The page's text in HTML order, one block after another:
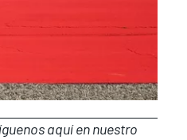
aquí en nuestro